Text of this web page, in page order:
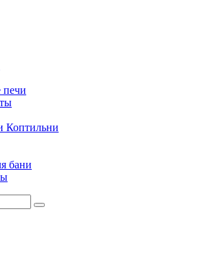
печи
Коптильни
бани